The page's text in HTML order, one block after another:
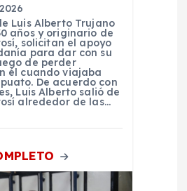
Luis Alberto Trujano
años y originario de
solicitan el apoyo
para dar con su
de perder
él cuando viajaba
De acuerdo con
Luis Alberto salió de
alrededor de las…